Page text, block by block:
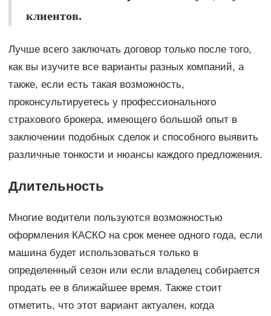
клиентов.
Лучше всего заключать договор только после того,
как вы изучите все варианты разных компаний, а
также, если есть такая возможность,
проконсультируетесь у профессионального
страхового брокера, имеющего большой опыт в
заключении подобных сделок и способного выявить
различные тонкости и нюансы каждого предложения.
Длительность
Многие водители пользуются возможностью
оформления КАСКО на срок менее одного года, если
машина будет использоваться только в
определенный сезон или если владелец собирается
продать ее в ближайшее время. Также стоит
отметить, что этот вариант актуален, когда